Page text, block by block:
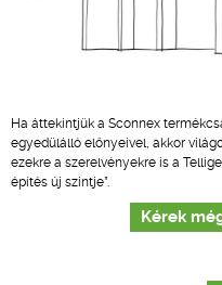
Ha áttekintjük a Sconnex
egyedülálló előnyeivel, akkor
ezekre a szerelvényekre is a
építés új szintje”.
Kérek